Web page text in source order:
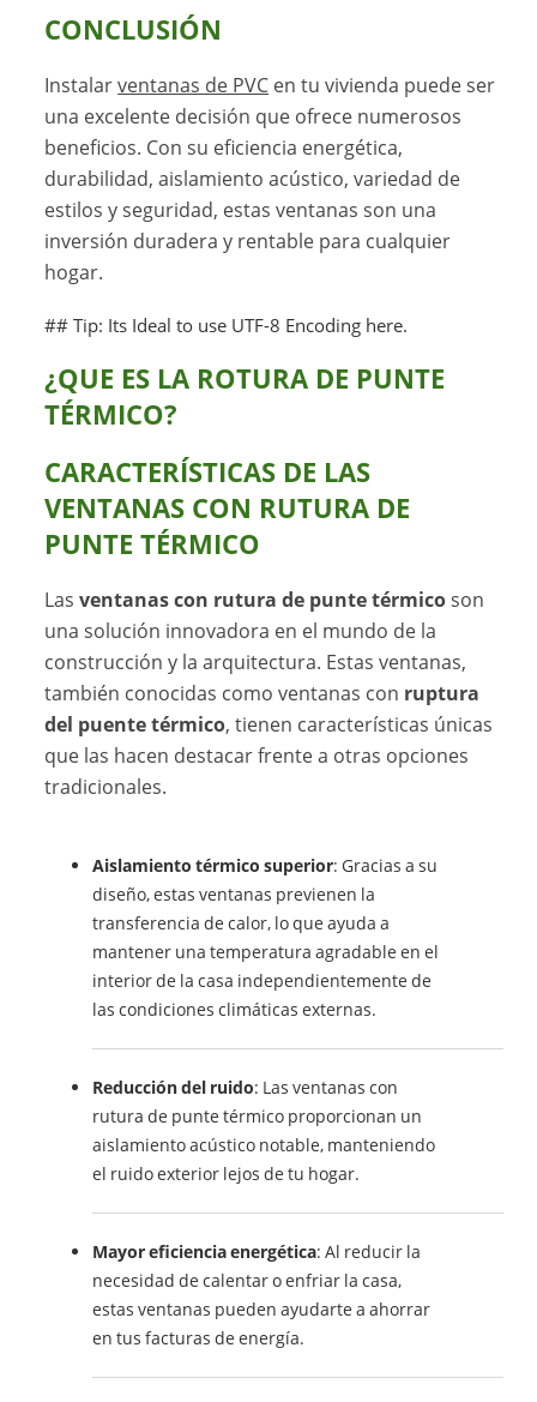
CONCLUSIÓN
Instalarventanas de PVC en tu vivienda puede ser
una excelente decisión que ofrece numerosos
beneficios. Con su eficiencia energética,
durabilidad, aislamiento acústico, variedad de
estilos y seguridad, estas ventanas son una
inversión duradera y rentable para cualquier
hogar.
## Tip: Its Ideal to use UTF-8 Encoding here.
¿QUE ES LA ROTURA DE PUNTE
TÉRMICO?
CARACTERÍSTICAS DE LAS
VENTANAS CON RUTURA DE
PUNTE TÉRMICO
Lasventanas con rutura de punte térmicoson
una solución innovadora en el mundo de la
construcción y la arquitectura. Estas ventanas,
también conocidas como ventanas con ruptura
del puente térmico, tienen características únicas
que las hacen destacar frente a otras opciones
tradicionales.
Aislamiento térmico superior: Gracias a su
diseño, estas ventanas previenen la
transferencia de calor, lo que ayuda a
mantener una temperatura agradable en el
interior de la casa independientemente de
las condiciones climáticas externas.
Reducción del ruido: Las ventanas con
rutura de punte térmico proporcionan un
aislamiento acústico notable, manteniendo
el ruido exterior lejos de tu hogar.
Mayor eficiencia energética: Al reducir la
necesidad de calentar o enfriar la casa,
estas ventanas pueden ayudarte a ahorrar
en tus facturas de energía.